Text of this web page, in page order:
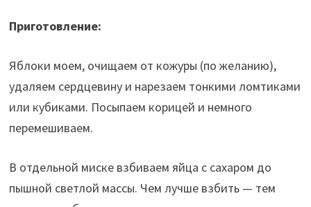
Приготовление:
Яблоки моем, очищаем от кожуры (по желанию),
удаляем сердцевину и нарезаем тонкими ломтиками
или кубиками. Посыпаем корицей и немного
перемешиваем.
В отдельной миске взбиваем яйца с сахаром до
пышной светлой массы. Чем лучше взбить — тем